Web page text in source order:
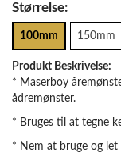
Størrelse:
100mm 150mm
Produkt Beskrivelse:
* Maserboy
ådremønster.
* Bruges til at tegne
* Nem at bruge og let